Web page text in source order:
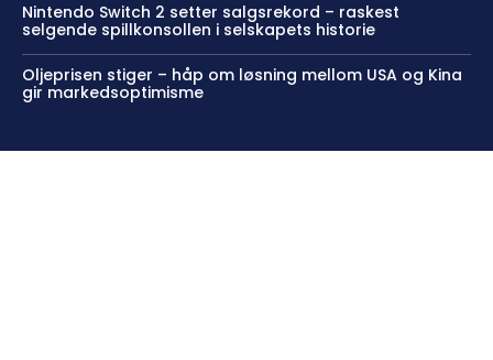
Nintendo Switch 2 setter salgsrekord – raskest
selgende spillkonsollen i selskapets historie
Oljeprisen stiger – håp om løsning mellom USA og Kina
gir markedsoptimisme